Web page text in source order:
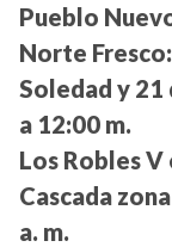
Pueblo
Norte Fresco:
Soledad y
a 12:00 m.
Los Robles V
Cascada
a. m.